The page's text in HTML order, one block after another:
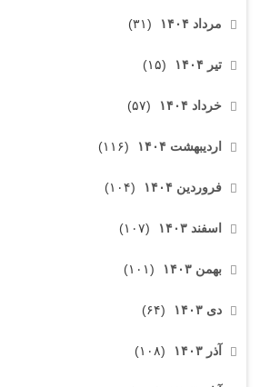
مرداد ۱۴۰۴ (۳۱)
تیر ۱۴۰۴ (۱۵)
خرداد ۱۴۰۴ (۵۷)
اردیبهشت ۱۴۰۴ (۱۱۶)
فروردین ۱۴۰۴ (۱۰۴)
اسفند ۱۴۰۳ (۱۰۷)
بهمن ۱۴۰۳ (۱۰۱)
دی ۱۴۰۳ (۶۴)
آذر ۱۴۰۳ (۱۰۸)